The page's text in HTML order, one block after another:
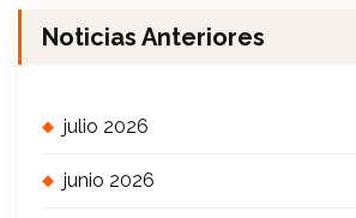
Noticias Anteriores
julio 2026
junio 2026